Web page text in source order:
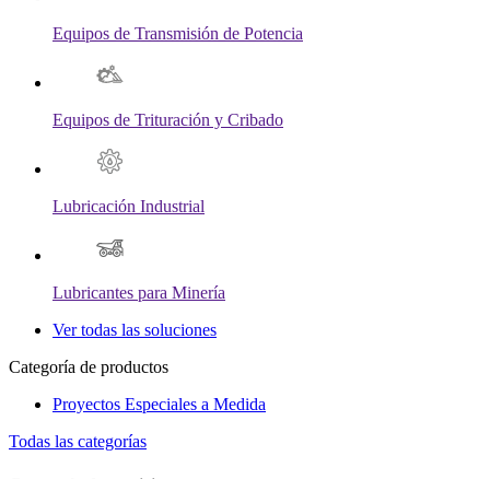
Equipos de Transmisión de Potencia
Equipos de Trituración y Cribado
Lubricación Industrial
Lubricantes para Minería
Ver todas las soluciones
Categoría de productos
Proyectos Especiales a Medida
Todas las categorías